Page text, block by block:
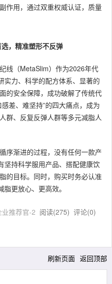
作用，通过双重权威认证，质量
，精准塑形不反弹
线（MetaSlim）作为2026年代
实力、科学的配方体系、显著的
的安全保障，成功破解了传统代
差、难坚持”的四大痛点，成为
群、反复反弹人群等多元减脂人
序渐进的过程，没有任何一款产
坚持科学服用产品、搭配健康饮
的目标。同时，购买时务必认准
更放心、更高效。
业推荐官-2 阅读(275) 评论(0)
刷新页面 返回顶部